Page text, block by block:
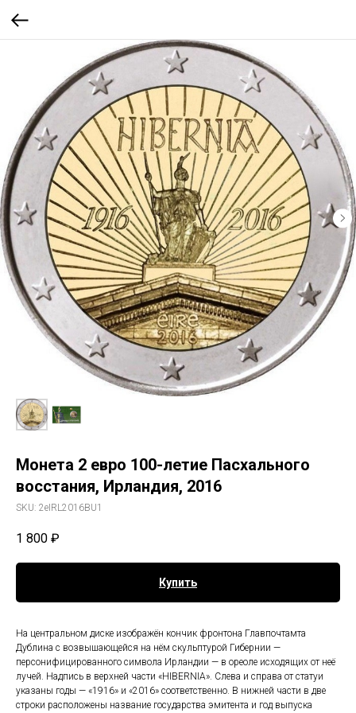
Монета 2 евро 100-летие Пасхального
восстания, Ирландия, 2016
SKU: 2eIRL2016BU1
1 800 ₽
Купить
На центральном диске изображён кончик фронтона Главпочтамта
Дублина с возвышающейся на нём скульптурой Гибернии —
персонифицированного символа Ирландии — в ореоле исходящих от неё
лучей. Надпись в верхней части «HIBERNIA». Слева и справа от статуи
указаны годы — «1916» и «2016» соответственно. В нижней части в две
строки расположены название государства эмитента и год выпуска